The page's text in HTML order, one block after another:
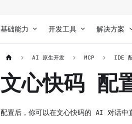
基础能力 开发工具 解决方案
AI 原生开发 MCP IDE
文心快码 配
配置后，你可以在文心快码的 AI 对话中